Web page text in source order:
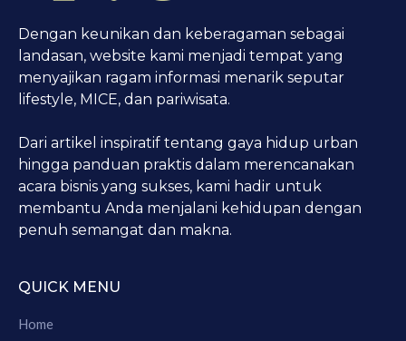
Dengan keunikan dan keberagaman sebagai
landasan, website kami menjadi tempat yang
menyajikan ragam informasi menarik seputar
lifestyle, MICE, dan pariwisata.
Dari artikel inspiratif tentang gaya hidup urban
hingga panduan praktis dalam merencanakan
acara bisnis yang sukses, kami hadir untuk
membantu Anda menjalani kehidupan dengan
penuh semangat dan makna.
QUICK MENU
Home